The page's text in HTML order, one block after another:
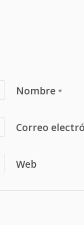
Nombre *
Correo
Web